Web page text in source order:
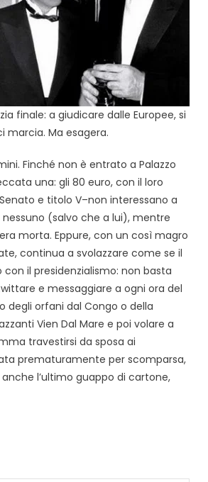
finale: a giudicare dalle Europee, si
marcia. Ma esagera.
Finché non è entrato a Palazzo
una: gli 80 euro, con il loro
e titolo V–non interessano a
(salvo che a lui), mentre
morta. Eppure, con un così magro
continua a svolazzare come se il
il presidenzialismo: non basta
e messaggiare a ogni ora del
degli orfani dal Congo o della
Vien Dal Mare e poi volare a
travestirsi da sposa ai
prematuramente per scomparsa,
l’ultimo guappo di cartone,